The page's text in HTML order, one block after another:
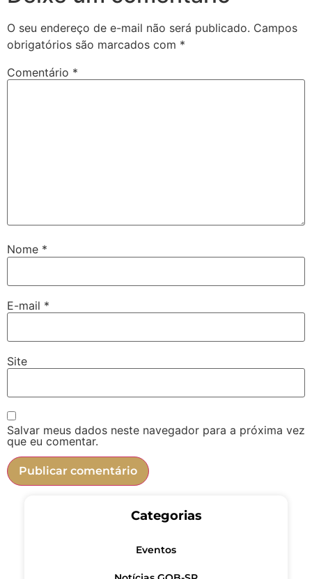
O seu endereço de e-mail não será publicado. Campos
obrigatórios são marcados com *
Comentário *
Nome *
E-mail *
Site
Salvar meus dados neste navegador para a próxima vez
que eu comentar.
Categorias
Eventos